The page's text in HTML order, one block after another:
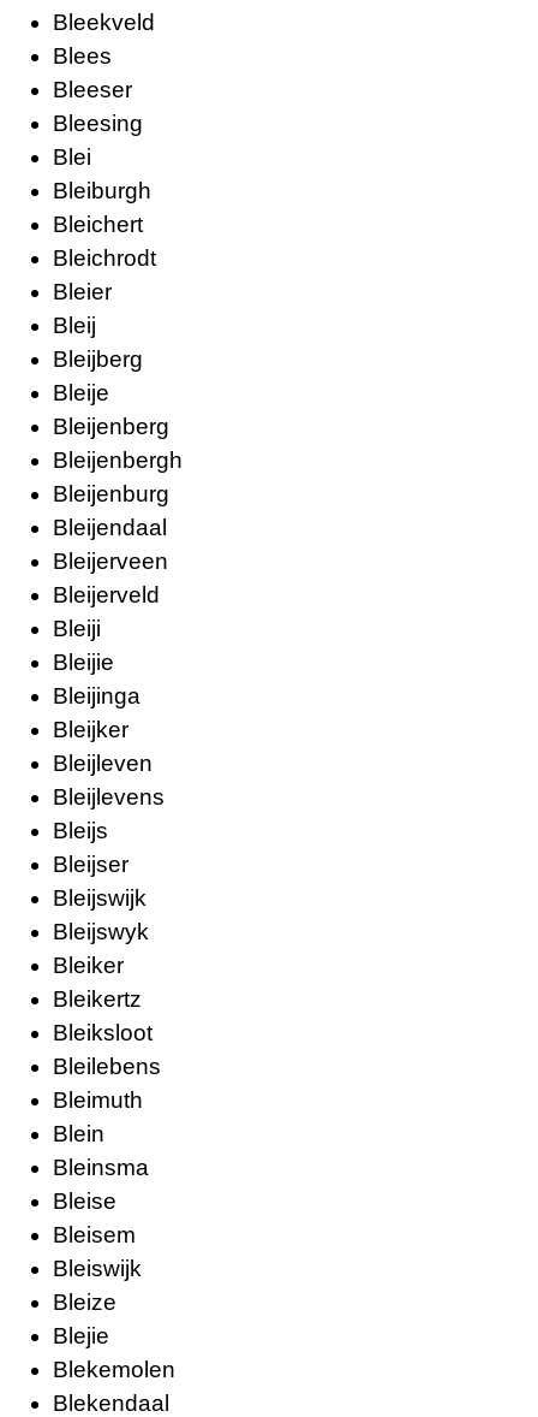
Bleekveld
Blees
Bleeser
Bleesing
Blei
Bleiburgh
Bleichert
Bleichrodt
Bleier
Bleij
Bleijberg
Bleije
Bleijenberg
Bleijenbergh
Bleijenburg
Bleijendaal
Bleijerveen
Bleijerveld
Bleiji
Bleijie
Bleijinga
Bleijker
Bleijleven
Bleijlevens
Bleijs
Bleijser
Bleijswijk
Bleijswyk
Bleiker
Bleikertz
Bleiksloot
Bleilebens
Bleimuth
Blein
Bleinsma
Bleise
Bleisem
Bleiswijk
Bleize
Blejie
Blekemolen
Blekendaal